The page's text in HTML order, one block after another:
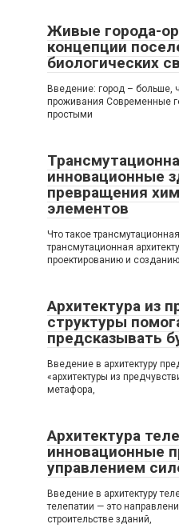
Живые города-
концепции
биологических
Введение: город – больше,
проживания Современные
простыми
инновационные
превращения
элементов
Что такое
трансмутационная
проектированию и
Архитектура из
структуры
предсказывать
Введение в архитектуру
«архитектуры из
метафора,
Архитектура
инновационные
управлением
Введение в архитектуру
телепатии — это
строительстве зданий,